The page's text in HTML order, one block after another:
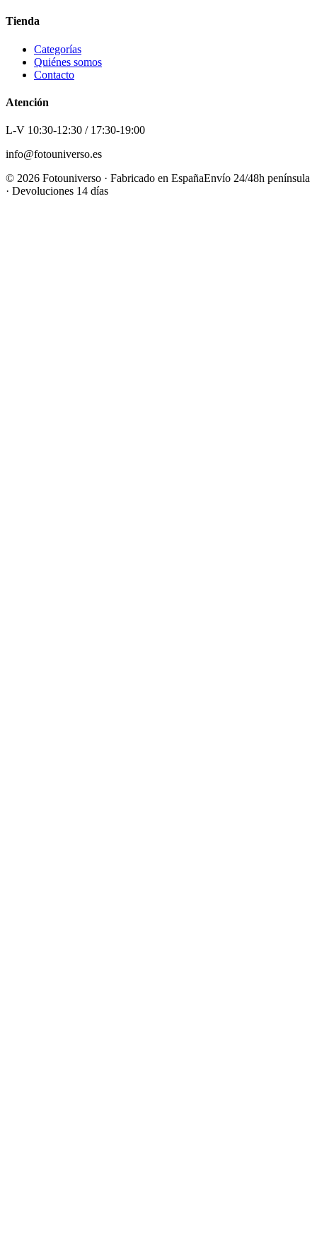
Tienda
Categorías
Quiénes somos
Contacto
Atención
L-V 10:30-12:30 / 17:30-19:00
info@fotouniverso.es
© 2026 Fotouniverso · Fabricado en EspañaEnvío 24/48h península
· Devoluciones 14 días